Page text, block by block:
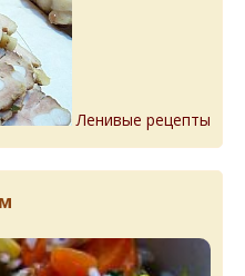
Ленивые рецепты